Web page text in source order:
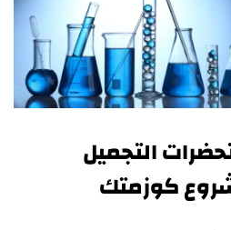
التجميل
كوزمتك